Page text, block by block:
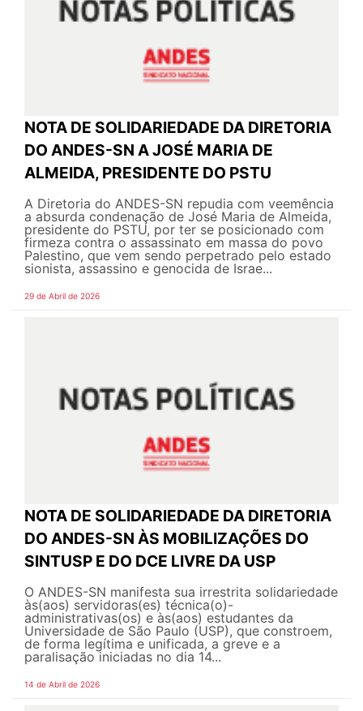
NOTA DE SOLIDARIEDADE DA DIRETORIA
DO ANDES-SN A JOSÉ MARIA DE
ALMEIDA, PRESIDENTE DO PSTU
A Diretoria do ANDES-SN repudia com veemência
a absurda condenação de José Maria de Almeida,
presidente do PSTU, por ter se posicionado com
firmeza contra o assassinato em massa do povo
Palestino, que vem sendo perpetrado pelo estado
sionista, assassino e genocida de Israe...
29 de Abril de 2026
NOTA DE SOLIDARIEDADE DA DIRETORIA
DO ANDES-SN ÀS MOBILIZAÇÕES DO
SINTUSP E DO DCE LIVRE DA USP
O ANDES-SN manifesta sua irrestrita solidariedade
às(aos) servidoras(es) técnica(o)-
administrativas(os) e às(aos) estudantes da
Universidade de São Paulo (USP), que constroem,
de forma legítima e unificada, a greve e a
paralisação iniciadas no dia 14...
14 de Abril de 2026